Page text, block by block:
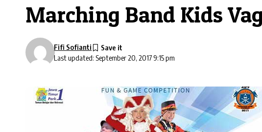
Marching Band Kids
Last updated: September 20, 2017 9:15 pm
Fifi Sofianti